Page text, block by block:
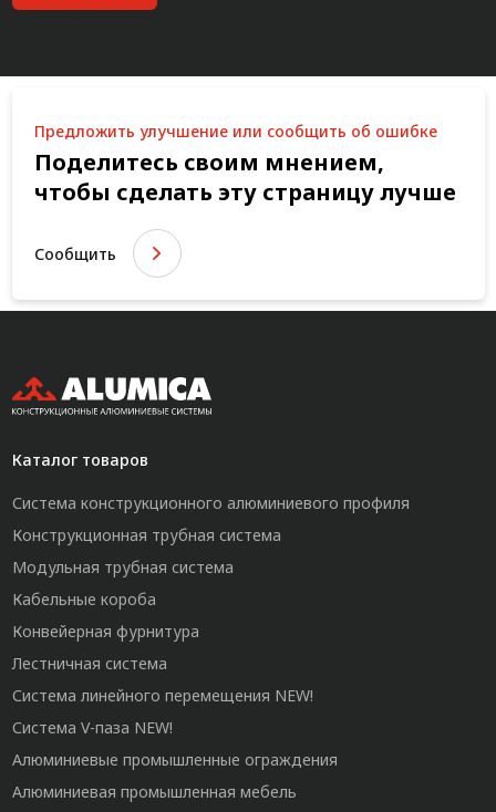
Предложить улучшение или сообщить об ошибке
Поделитесь своим мнением,
чтобы сделать эту страницу лучше
Сообщить
Каталог товаров
Система конструкционного алюминиевого профиля
Конструкционная трубная система
Модульная трубная система
Кабельные короба
Конвейерная фурнитура
Лестничная система
Система линейного перемещения NEW!
Система V-паза NEW!
Алюминиевые промышленные ограждения
Алюминиевая промышленная мебель